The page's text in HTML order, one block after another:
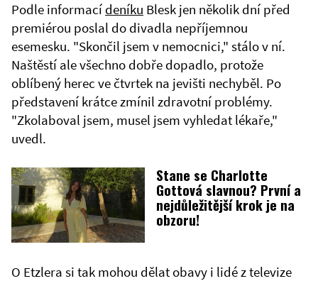
Podle informací deníku Blesk jen několik dní před
premiérou poslal do divadla nepříjemnou
esemesku. "Skončil jsem v nemocnici," stálo v ní.
Naštěstí ale všechno dobře dopadlo, protože
oblíbený herec ve čtvrtek na jevišti nechyběl. Po
představení krátce zmínil zdravotní problémy.
"Zkolaboval jsem, musel jsem vyhledat lékaře,"
uvedl.
Stane se Charlotte
Gottová slavnou? První a
nejdůležitější krok je na
obzoru!
O Etzlera si tak mohou dělat obavy i lidé z televize